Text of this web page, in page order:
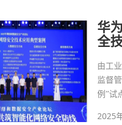
华
全
由工
监督
例”试
2025